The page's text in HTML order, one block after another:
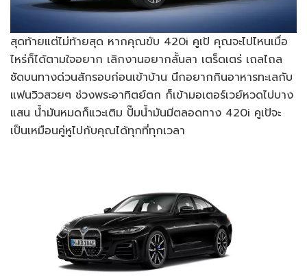
สุดท้ายแต่ไม่ท้ายสุด หากคุณขับ 420i คูเป้ คุณจะไปไหนเมื่อ
ไหร่ก็ได้ตามใจอยาก เลิกงานอยากลั้นลา เตร็ดเตร่ เถลไถล
ซัดบนทางด่วนสักรอบก่อนเข้าบ้าน นึกอยากกินอาหารทะเลกับ
แฟนวิวสวยๆ ช่วงพระอาทิตย์ตก ก็เข้ามอเตอร์เวย์หวดไปบาง
แสน น้ำมันหมดก็แวะเติม ปั๊มน้ำมันมีตลอดทาง 420i คูเป้จะ
เป็นเหมือนคู่หูไปกับคุณได้ทุกที่ทุกเวลา